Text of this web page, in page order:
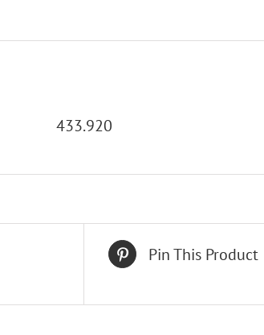
433.920
Pin This Product